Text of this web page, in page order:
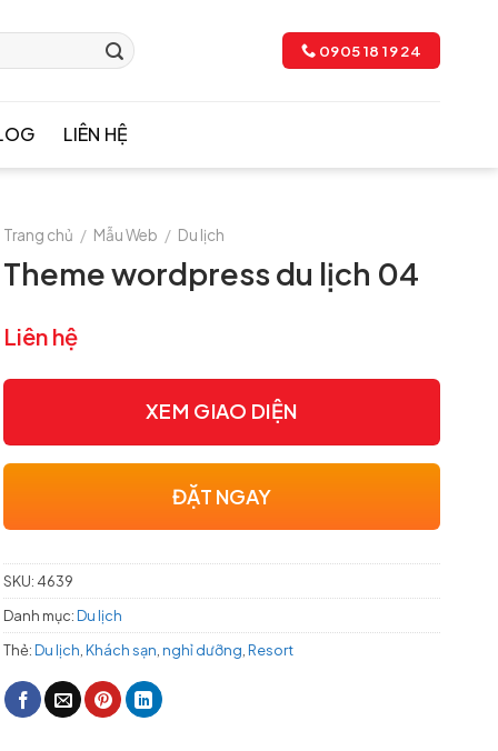
0905 18 19 24
LIÊN HỆ
Trang chủ / Mẫu Web / Du lịch
Theme wordpress du lịch 04
Liên hệ
XEM GIAO DIỆN
ĐẶT NGAY
SKU: 4639
Danh mục:Du lịch
Thẻ:Du lịch,Khách sạn,nghỉ dưỡng,Resort